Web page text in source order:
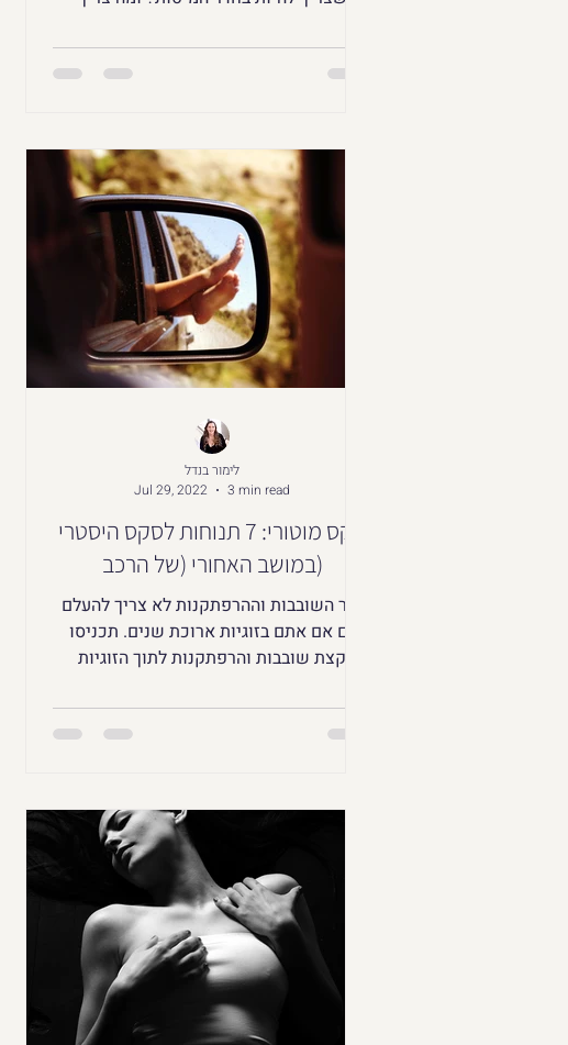
סקס מוטורי: 7 תנוחות לסקס היסטרי
במושב האחורי (של הרכב)
יצר השובבות וההרפתקנות לא צריך להעלם
גם אם אתם בזוגיות ארוכת שנים. תכניסו
קצת שובבות והרפתקנות לתוך הזוגיות
לימור בנדל
Jul 29, 2022
3 min read